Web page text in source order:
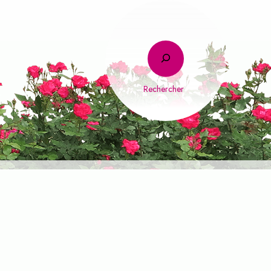
Rechercher